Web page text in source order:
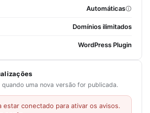
Automáticas
Domínios ilimitados
WordPress Plugin
quando uma nova versão for publicada.
estar conectado para ativar os avisos.